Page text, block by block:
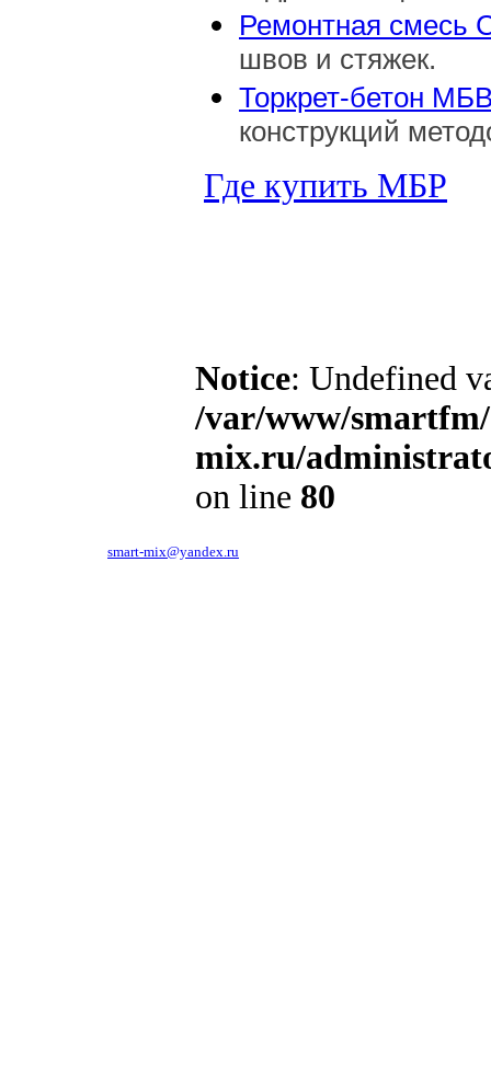
Ремонтная
швов и стяжек.
Торкрет-бетон
конструкций
Где купить МБР
Notice: Undefined
/var/www/
mix.ru/
on line 80
smart-mix@yandex.ru